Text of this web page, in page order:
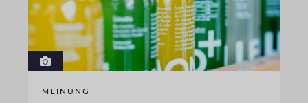
MEINUNG